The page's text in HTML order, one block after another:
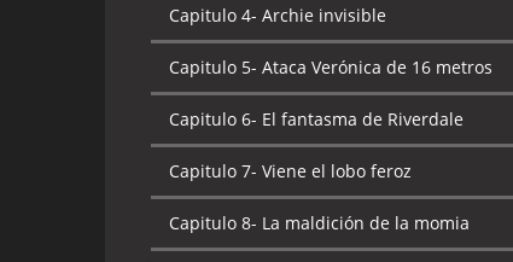
Capitulo 4- Archie invisible
Capitulo 5- Ataca Verónica de 16 metros
Capitulo 6- El fantasma de Riverdale
Capitulo 7- Viene el lobo feroz
Capitulo 8- La maldición de la momia